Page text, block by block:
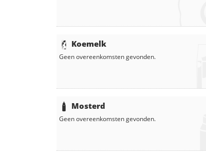
Koemelk
Geen overeenkomsten gevonden.
Mosterd
Geen overeenkomsten gevonden.